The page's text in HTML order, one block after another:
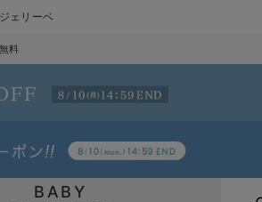
ェリーベ
料
BABY